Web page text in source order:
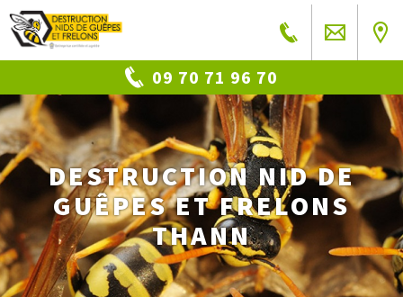
09 70 71 96 70
DESTRUCTION NID DE
GUÊPES ET FRELONS
THANN